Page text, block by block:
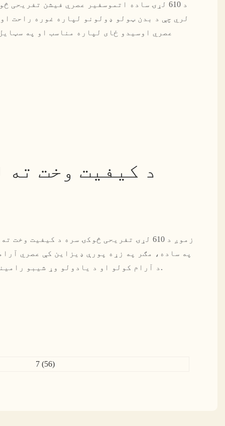
د 610 لړۍ ساده اتموسفیر عصري فیشن
لري چې د بدن ټولو ډولونو لپاره غوره راحت
عصري اوسیدو ځای لپاره مناسب او په
د کیفیت وخت ته
زموږ د 610 لړۍ تفریحی څوکۍ سره د کیفیت
په ساده، مګر په زړه پورې ډیزاین کې عصري
د آرام کولو او د یادولو وړ شیبو رامینځته کولو لپاره مناسب.